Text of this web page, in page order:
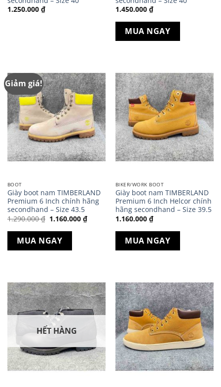
1.250.000 ₫
1.450.000 ₫
MUA NGAY
Giảm giá!
BOOT
Giày boot nam TIMBERLAND
Premium 6 Inch chính hãng
secondhand – Size 43.5
1.290.000₫ Giá
gốc
là:
1.290.000 ₫.
1.160.000 ₫Giá
hiện
1.160.000 ₫.
MUA NGAY
BIKER/WORK BOOT
Giày boot nam TIMBERLAND
Premium 6 Inch Helcor chính
hãng secondhand – Size 39.5
1.160.000 ₫
MUA NGAY
HẾT HÀNG